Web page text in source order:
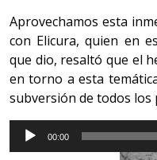
Aprovechamos esta
con Elicura, quien en
que dio, resaltó que el
en torno a esta
subversión de todos los
Reproductor
de
00:00